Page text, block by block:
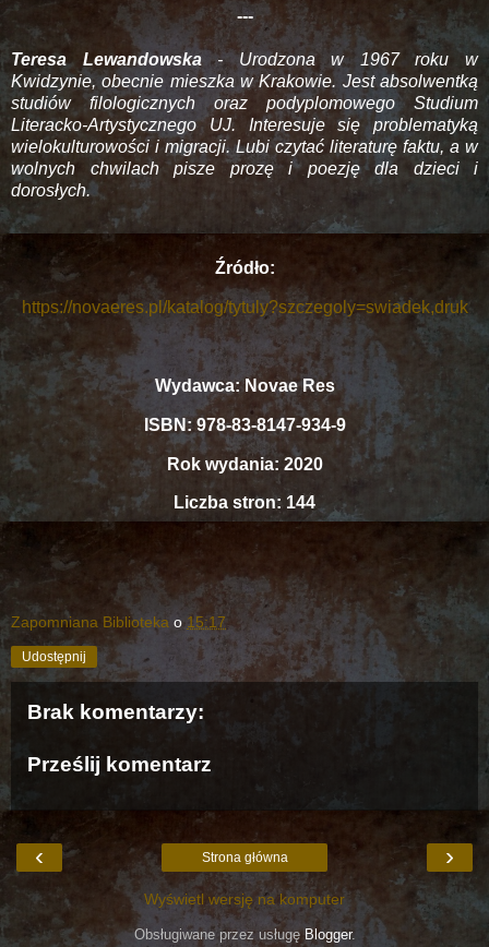
---
Teresa Lewandowska- Urodzona w 1967 roku w
Kwidzynie, obecnie mieszka w Krakowie. Jest absolwentką
studiów filologicznych oraz podyplomowego Studium
Literacko-Artystycznego UJ. Interesuje się problematyką
wielokulturowości i migracji. Lubi czytać literaturę faktu, a w
wolnych chwilach pisze prozę i poezję dla dzieci i
dorosłych.
Źródło:
https://novaeres.pl/katalog/tytuly?szczegoly=swiadek,druk
Wydawca: Novae Res
ISBN: 978-83-8147-934-9
Rok wydania: 2020
Liczba stron: 144
Zapomniana Biblioteka o 15:17
Udostępnij
Brak komentarzy:
Prześlij komentarz
‹ ›
Strona główna
Wyświetl wersję na komputer
Obsługiwane przez usługęBlogger.